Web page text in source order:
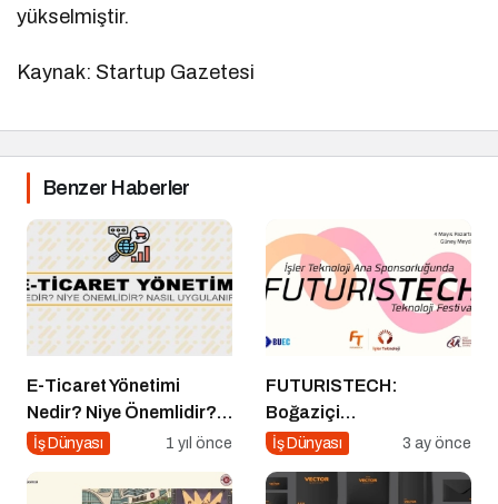
yükselmiştir.
Kaynak: Startup Gazetesi
Benzer Haberler
E-Ticaret Yönetimi
Nedir? Niye Önemlidir?
E-Ticaret Yönetimi Nasıl
İş Dünyası 1 yıl önce
FUTURISTECH:
Boğaziçi
Üniversitesi’nde
Eğlencenin Buluştuğu
İş Dünyası 3 ay önce